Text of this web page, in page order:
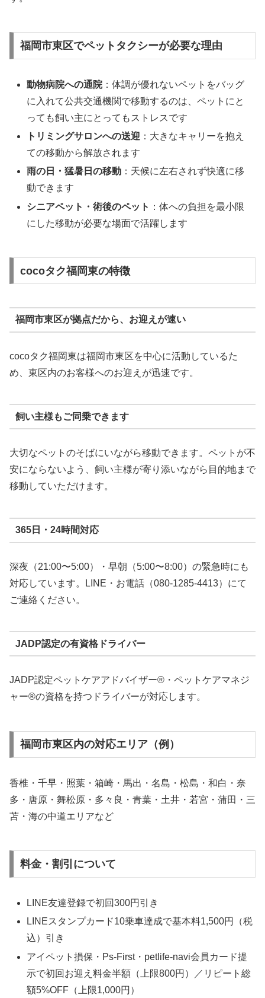
福岡市東区でペットタクシーが必要な理由
動物病院への通院：体調が優れないペットをバッグ
に入れて公共交通機関で移動するのは、ペットにと
っても飼い主にとってもストレスです
トリミングサロンへの送迎 ：大きなキャリーを抱え
ての移動から解放されます
雨の日・猛暑日の移動 ：天候に左右されず快適に移
動できます
シニアペット・術後のペット ：体への負担を最小限
にした移動が必要な場面で活躍します
cocoタク福岡東の特徴
福岡市東区が拠点だから、お迎えが速い
cocoタク福岡東は福岡市東区を中心に活動しているた
め、東区内のお客様へのお迎えが迅速です。
飼い主様もご同乗できます
大切なペットのそばにいながら移動できます。ペットが不
安にならないよう、飼い主様が寄り添いながら目的地まで
移動していただけます。
365日・24時間対応
深夜（21:00〜5:00）・早朝（5:00〜8:00）の緊急時にも
対応しています。LINE・お電話（080-1285-4413）にて
ご連絡ください。
JADP認定の有資格ドライバー
JADP認定ペットケアアドバイザー®・ペットケアマネジ
ャー®の資格を持つドライバーが対応します。
福岡市東区内の対応エリア（例）
香椎・千早・照葉・箱崎・馬出・名島・松島・和白・奈
多・唐原・舞松原・多々良・青葉・土井・若宮・蒲田・三
苫・海の中道エリアなど
料金・割引について
LINE友達登録で初回300円引き
LINEスタンプカード10乗車達成で基本料1,500円（税
込）引き
アイペット損保・Ps-First・petlife-navi会員カード提
示で初回お迎え料金半額（上限800円）／リピート総
額5%OFF（上限1,000円）